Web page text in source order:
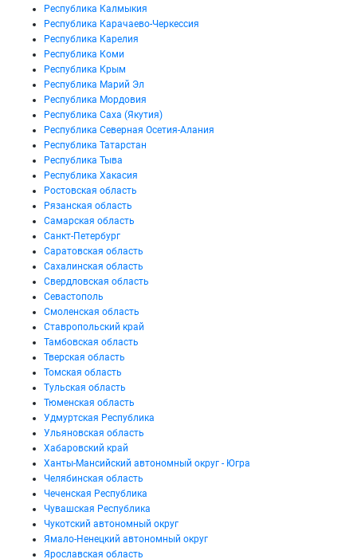
Республика Калмыкия
Республика Карачаево-Черкессия
Республика Карелия
Республика Коми
Республика Крым
Республика Марий Эл
Республика Мордовия
Республика Саха (Якутия)
Республика Северная Осетия-Алания
Республика Татарстан
Республика Тыва
Республика Хакасия
Ростовская область
Рязанская область
Самарская область
Санкт-Петербург
Саратовская область
Сахалинская область
Свердловская область
Севастополь
Смоленская область
Ставропольский край
Тамбовская область
Тверская область
Томская область
Тульская область
Тюменская область
Удмуртская Республика
Ульяновская область
Хабаровский край
Ханты-Мансийский автономный округ - Югра
Челябинская область
Чеченская Республика
Чувашская Республика
Чукотский автономный округ
Ямало-Ненецкий автономный округ
Ярославская область